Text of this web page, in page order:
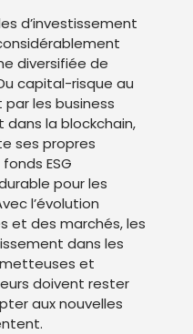
d’investissement
diversifiée de
capital-risque au
les business
dans la blockchain,
ses propres
ESG
pour les
l’évolution
et des marchés, les
dans les
et
doivent rester
aux nouvelles